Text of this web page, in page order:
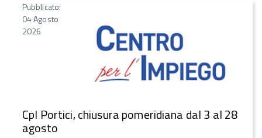
Pubblicato:
04 Agosto
2026
CpI Portici, chiusura pomeridiana dal 3 al 28
agosto